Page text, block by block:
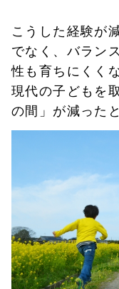
こうした経験が
でなく、バラン
性も育ちにくく
現代の子どもを
の間」が減った